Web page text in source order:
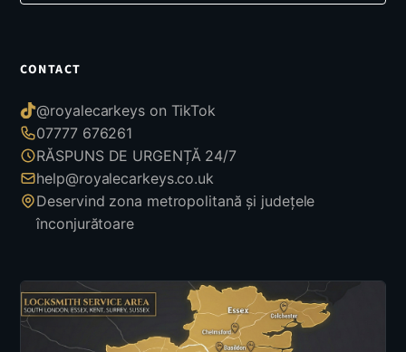
CONTACT
@royalecarkeys on TikTok
07777 676261
RĂSPUNS DE URGENȚĂ 24/7
help@royalecarkeys.co.uk
Deservind zona metropolitană și județele
înconjurătoare